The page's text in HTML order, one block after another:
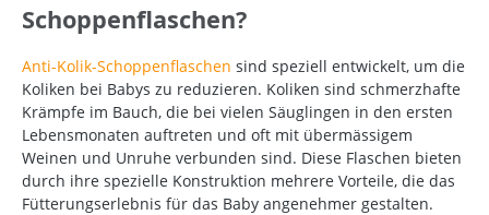
Schoppenflaschen?
Anti-Kolik-Schoppenflaschen sind speziell entwickelt, um die
Koliken bei Babys zu reduzieren. Koliken sind schmerzhafte
Krämpfe im Bauch, die bei vielen Säuglingen in den ersten
Lebensmonaten auftreten und oft mit übermässigem
Weinen und Unruhe verbunden sind. Diese Flaschen bieten
durch ihre spezielle Konstruktion mehrere Vorteile, die das
Fütterungserlebnis für das Baby angenehmer gestalten.